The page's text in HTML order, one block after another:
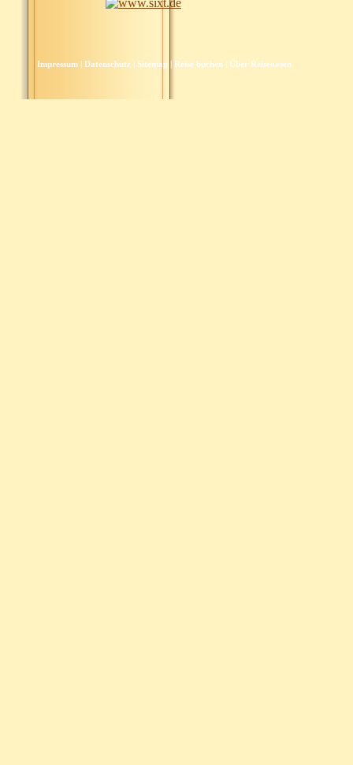
Impressum| Datenschutz| Sitemap| Reise buchen| Über Reiseoasen